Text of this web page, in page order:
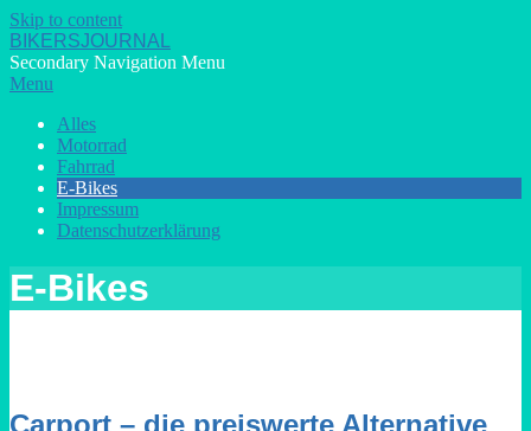
Skip to content
BIKERSJOURNAL
Secondary Navigation Menu
Menu
Alles
Motorrad
Fahrrad
E-Bikes
Impressum
Datenschutzerklärung
E-Bikes